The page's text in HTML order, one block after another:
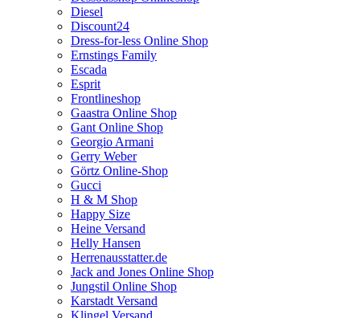
Diesel
Discount24
Dress-for-less Online Shop
Ernstings Family
Escada
Esprit
Frontlineshop
Gaastra Online Shop
Gant Online Shop
Georgio Armani
Gerry Weber
Görtz Online-Shop
Gucci
H & M Shop
Happy Size
Heine Versand
Helly Hansen
Herrenausstatter.de
Jack and Jones Online Shop
Jungstil Online Shop
Karstadt Versand
Klingel Versand